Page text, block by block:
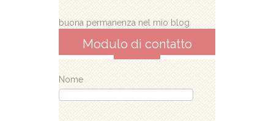
buona permanenza nel mio blog
Modulo di contatto
Nome